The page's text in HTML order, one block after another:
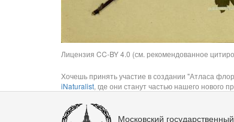
Лицензия CC-BY 4.0 (см. рекомендованное
Хочешь принять участие в создании "Атласа
iNaturalist, где они станут частью нашего нового
Московский